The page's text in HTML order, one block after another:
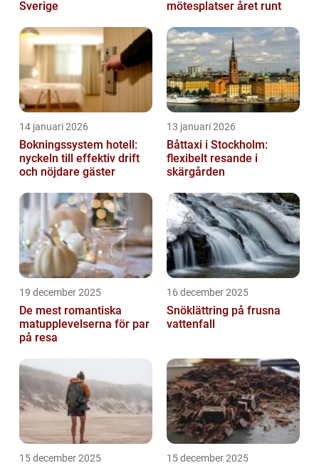
Sverige
mötesplatser året runt
14 januari 2026
Bokningssystem hotell:
nyckeln till effektiv drift
och nöjdare gäster
13 januari 2026
Båttaxi i Stockholm:
flexibelt resande i
skärgården
19 december 2025
De mest romantiska
matupplevelserna för par
på resa
16 december 2025
Snöklättring på frusna
vattenfall
15 december 2025 15 december 2025